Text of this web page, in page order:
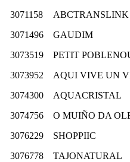
3071158 ABCTRANSLINK
3071496
GAUDIM
3073519
PETIT
3073952
AQUI VIVE UN
3074300
AQUACRISTAL
3074756
O MUIÑO DA
3076229
SHOPPIIC
3076778
TAJONATURAL